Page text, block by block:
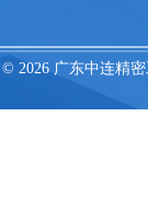
© 2026 广东中连精